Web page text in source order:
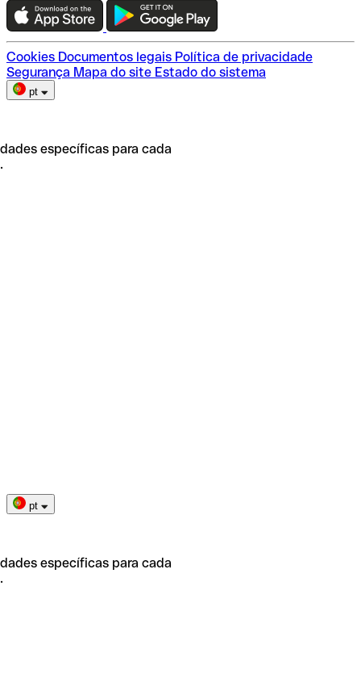
Escolha do plano
Cookies Documentos legais Política de privacidade
Segurança Mapa do site Estado do sistema
pt
específicas para cada
pt
específicas para cada